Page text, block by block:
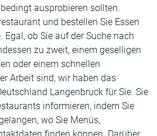
ausprobieren sollten.
und bestellen Sie Essen
ob Sie auf der Suche nach
zu zweit, einem geselligen
oder einem schnellen
Arbeit sind, wir haben das
Langenbruck für Sie. Sie
informieren, indem Sie
wo Sie Menüs,